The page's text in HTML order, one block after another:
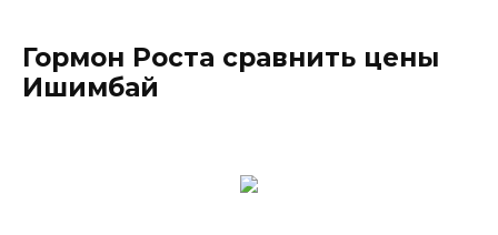
Гормон Роста сравнить цены
Ишимбай